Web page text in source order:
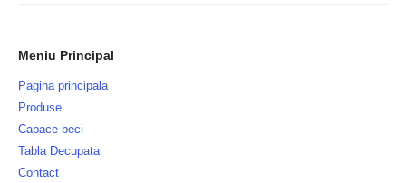
Meniu Principal
Pagina principala
Produse
Capace beci
Tabla Decupata
Contact